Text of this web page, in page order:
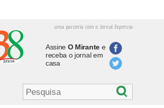
uma parceria com o Jornal Expresso
Assine O Mirantee
receba o jornal em
casa